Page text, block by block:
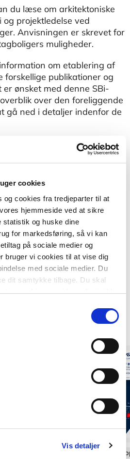
cookies
og cookies fra tredjeparter til at
hjemmeside ved at sikre
statistik og huske dine
for markedsføring, så vi kan
på sociale medier og
bruger vi cookies til at vise dig
med sociale medier. Du
dit samtykke tilbage. Du skal
vores hjemmeside muligvis ikke
Vis detaljer
du læse om arkitektoniske
og projektledelse ved
Anvisningen er skrevet for
muligheder.
om etablering af
publikationer og
er ønsket med denne SBi-
over den foreliggende
gå ned i detaljer indenfor de
først og fremmest sikre, at
nødvendige grundlag for at
over, hvad selve processen
Softcover med